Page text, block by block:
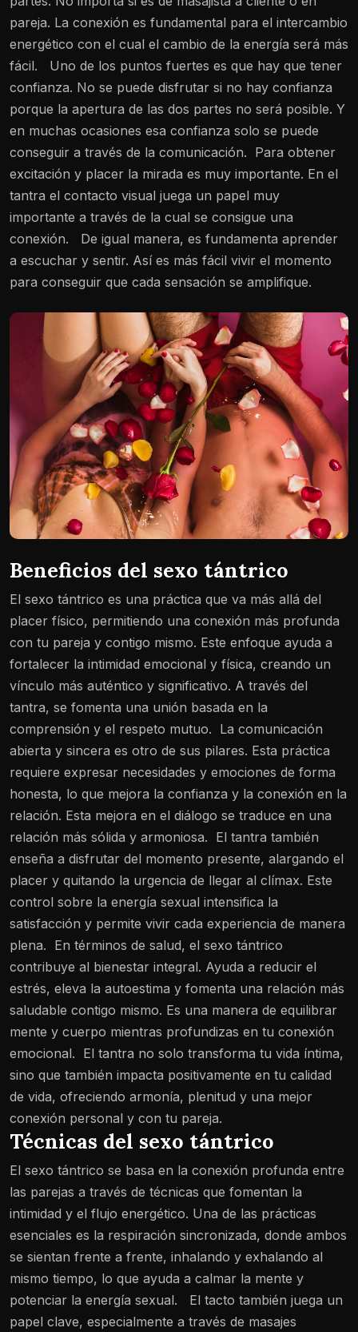
pareja. La conexión es fundamental para el intercambio
energético con el cual el cambio de la energía será más
fácil.
Uno de los puntos fuertes es que hay que tener
confianza. No se puede disfrutar si no hay confianza
porque la apertura de las dos partes no será posible. Y
en muchas ocasiones esa confianza solo se puede
conseguir a través de la comunicación. Para obtener
excitación y placer la mirada es muy importante. En el
tantra el contacto visual juega un papel muy
importante a través de la cual se consigue una
conexión.
De igual manera, es fundamenta aprender
a escuchar y sentir. Así es más fácil vivir el momento
para conseguir que cada sensación se amplifique.
Beneficios del sexo tántrico
El sexo tántrico es una práctica que va más allá del
placer físico, permitiendo una conexión más profunda
con tu pareja y contigo mismo. Este enfoque ayuda a
fortalecer la intimidad emocional y física, creando un
vínculo más auténtico y significativo. A través del
tantra, se fomenta una unión basada en la
comprensión y el respeto mutuo. La comunicación
abierta y sincera es otro de sus pilares. Esta práctica
requiere expresar necesidades y emociones de forma
honesta, lo que mejora la confianza y la conexión en la
relación. Esta mejora en el diálogo se traduce en una
relación más sólida y armoniosa. El tantra también
enseña a disfrutar del momento presente, alargando el
placer y quitando la urgencia de llegar al clímax. Este
control sobre la energía sexual intensifica la
satisfacción y permite vivir cada experiencia de manera
plena. En términos de salud, el sexo tántrico
contribuye al bienestar integral. Ayuda a reducir el
estrés, eleva la autoestima y fomenta una relación más
saludable contigo mismo. Es una manera de equilibrar
mente y cuerpo mientras profundizas en tu conexión
emocional. El tantra no solo transforma tu vida íntima,
sino que también impacta positivamente en tu calidad
de vida, ofreciendo armonía, plenitud y una mejor
conexión personal y con tu pareja.
Técnicas del sexo tántrico
El sexo tántrico se basa en la conexión profunda entre
las parejas a través de técnicas que fomentan la
intimidad y el flujo energético. Una de las prácticas
esenciales es la respiración sincronizada, donde ambos
se sientan frente a frente, inhalando y exhalando al
mismo tiempo, lo que ayuda a calmar la mente y
potenciar la energía sexual.
El tacto también juega un
papel clave, especialmente a través de masajes